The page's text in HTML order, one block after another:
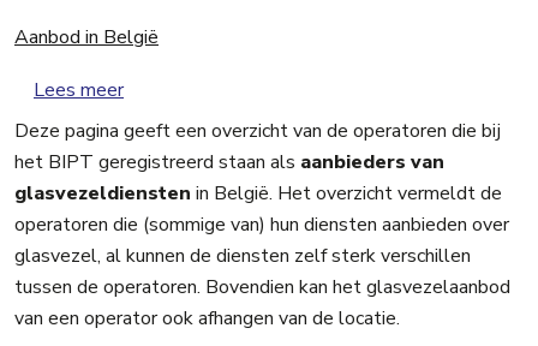
Aanbod in België
Lees meerover Aanbod in België
Deze pagina geeft een overzicht van de operatoren die bij
het BIPT geregistreerd staan als aanbieders van
glasvezeldiensten in België. Het overzicht vermeldt de
operatoren die (sommige van) hun diensten aanbieden over
glasvezel, al kunnen de diensten zelf sterk verschillen
tussen de operatoren. Bovendien kan het glasvezelaanbod
van een operator ook afhangen van de locatie.